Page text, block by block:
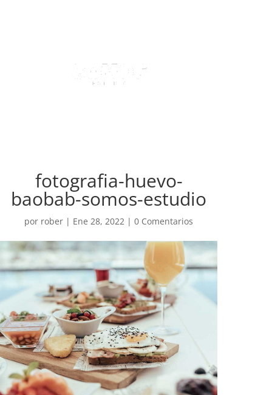
fotografia-huevo-
baobab-somos-estudio
por rober | Ene 28, 2022 |0 Comentarios